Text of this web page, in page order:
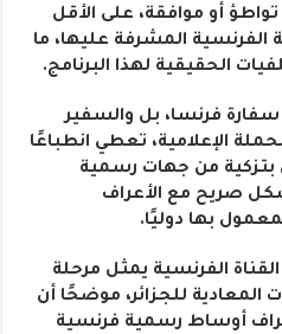
أو موافقة، على الأقل
المشرفة عليها، ما
الحقيقية لهذا البرنامج.
سفارة فرنسا، بل والسفير
الإعلامية، تعطي انطباعًا
بتزكية من جهات رسمية
صريح مع الأعراف
بها دوليًا.
الفرنسية يمثل مرحلة
للجزائر، موضحًا أن
أوساط رسمية فرنسية